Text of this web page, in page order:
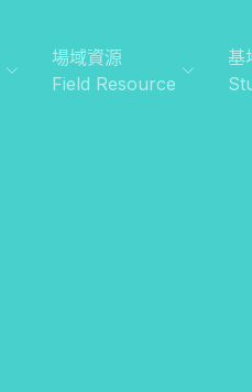
場域資源
Field Resource
基